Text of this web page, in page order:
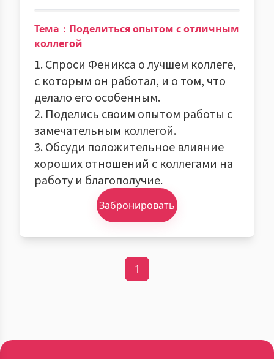
Тема：Поделиться опытом с отличным
коллегой
1. Спроси Феникса о лучшем коллеге,
с которым он работал, и о том, что
делало его особенным.
2. Поделись своим опытом работы с
замечательным коллегой.
3. Обсуди положительное влияние
хороших отношений с коллегами на
работу и благополучие.
Забронировать
1